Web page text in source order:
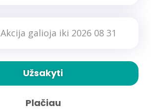
Akcija galioja iki 2026 08 31
Užsakyti
Plačiau